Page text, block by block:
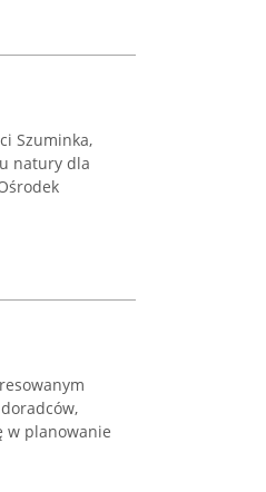
Szuminka,
natury dla
w planowanie